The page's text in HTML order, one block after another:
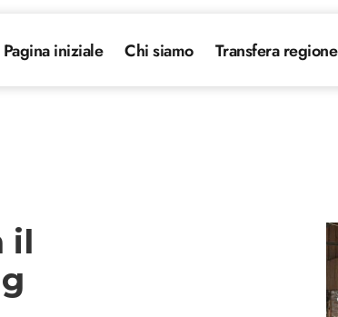
Pagina iniziale Chi siamo Transfera regione
il